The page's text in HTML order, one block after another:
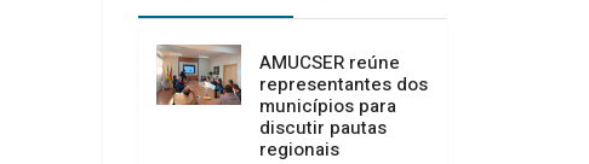
AMUCSER reúne
representantes dos
municípios para
discutir pautas
regionais